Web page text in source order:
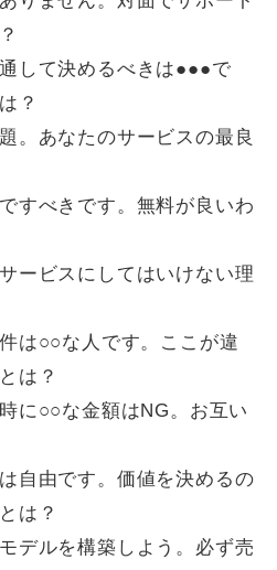
して決めるべきは●●●で
？
。あなたのサービスの最良
すべきです。無料が良いわ
ービスにしてはいけない理
は○○な人です。ここが違
は？
に○○な金額はNG。お互い
自由です。価値を決めるの
は？
デルを構築しよう。必ず売